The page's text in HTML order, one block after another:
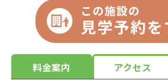
料金案内 アクセス